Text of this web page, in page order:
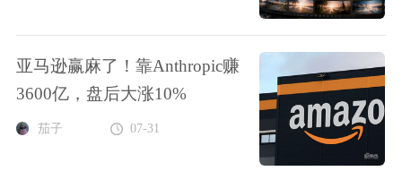
亚马逊赢麻了！靠Anthropic赚
3600亿，盘后大涨10%
茄子 07-31